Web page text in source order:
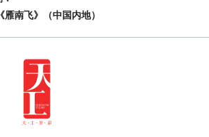
雁南飞》（中国内地）